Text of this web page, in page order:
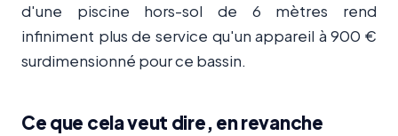
d'une piscine hors-sol de 6 mètres rend
infiniment plus de service qu'un appareil à 900 €
surdimensionné pour ce bassin.
Ce que cela veut dire, en revanche